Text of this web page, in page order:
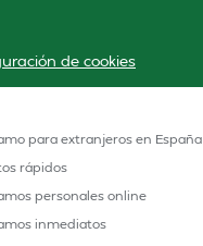
de cookies
para extranjeros en España
rápidos
personales online
inmediatos